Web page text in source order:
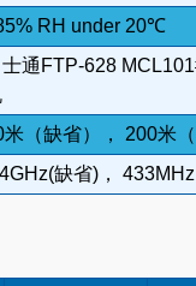
RH under 20℃
通FTP-628
米（缺省）， 200米
缺省)，